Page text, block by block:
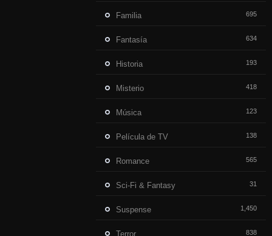
Familia 695
Fantasía 634
Historia 193
Misterio 418
Música 123
Película de TV 138
Romance 565
Sci-Fi & Fantasy 31
Suspense 1,450
Terror 838